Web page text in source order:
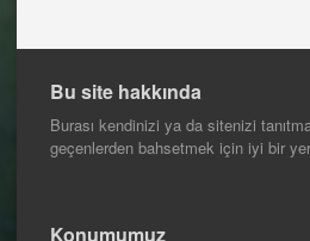
Bu site hakkında
Burası kendinizi ya da sitenizi
geçenlerden bahsetmek için iyi bir
Konumumuz